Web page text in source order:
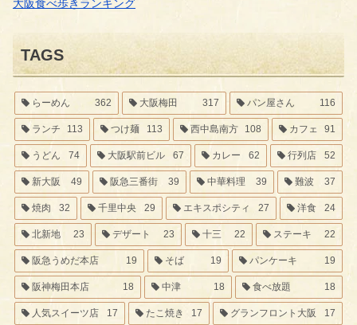
大阪食べ歩きランキング
TAGS
らーめん 362 大阪梅田 317 パン屋さん 116
ランチ 113 つけ麺 113 西中島南方 108 カフェ 91
うどん 74 大阪駅前ビル 67 カレー 62 行列店 52
新大阪 49 阪急三番街 39 中華料理 39 難波 37
焼肉 32 千里中央 29 エキスポシティ 27 洋食 24
北新地 23 デザート 23 十三 22 ステーキ 22
阪急うめだ本店 19 そば 19 パンケーキ 19
阪神梅田本店 18 中津 18 食べ放題 18
人気スイーツ店 17 たこ焼き 17 グランフロント大阪 17